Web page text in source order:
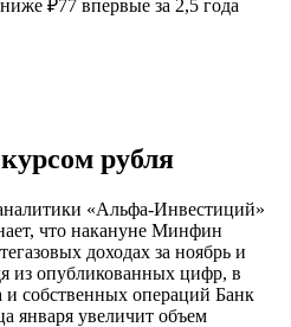
рубля
«Альфа-Инвестиций»
что накануне Минфин
доходах за ноябрь и
из опубликованных цифр, в
собственных операций Банк
января увеличит объем